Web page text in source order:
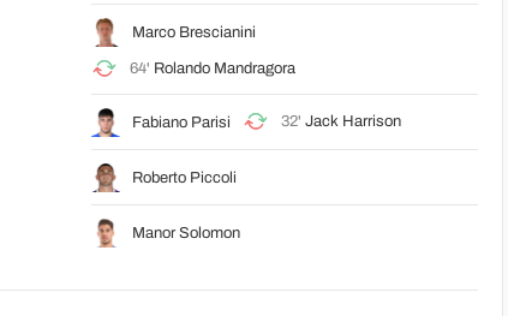
Marco Brescianini
64' Rolando Mandragora
Fabiano Parisi 32' Jack Harrison
Roberto Piccoli
Manor Solomon